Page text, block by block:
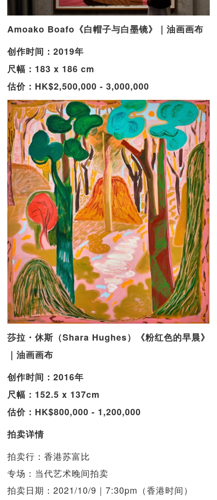
Amoako Boafo《白帽子与白墨镜》｜油画画布
创作时间：2019年
尺幅：183 x 186 cm
估价：HK$2,500,000 - 3,000,000
莎拉・休斯（Shara Hughes）《粉红色的早晨》
｜油画画布
创作时间：2016年
尺幅：152.5 x 137cm
估价：HK$800,000 - 1,200,000
拍卖详情
拍卖行：香港苏富比
专场：当代艺术晚间拍卖
拍卖日期：2021/10/9｜7:30pm（香港时间）